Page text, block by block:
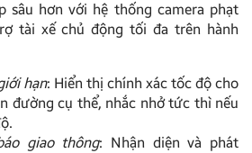
sâu hơn với hệ thống camera phạt
tài xế chủ động tối đa trên hành
hạn: Hiển thị chính xác tốc độ cho
đường cụ thể, nhắc nhở tức thì nếu
giao thông: Nhận diện và phát